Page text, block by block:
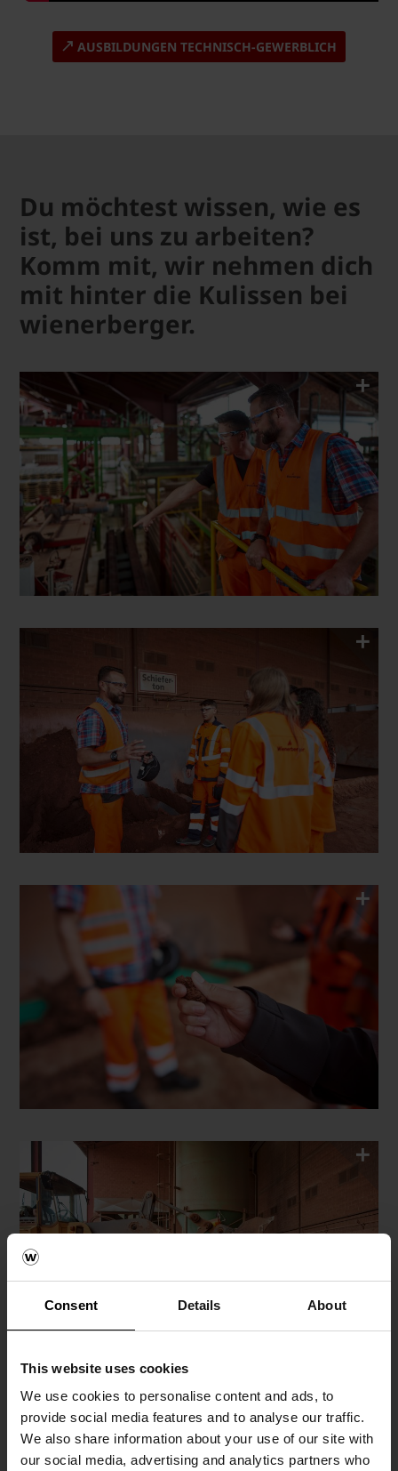
Consent Details About
This website uses cookies
We use cookies to personalise content and ads, to
provide social media features and to analyse our traffic.
We also share information about your use of our site with
our social media, advertising and analytics partners who
AUSBILDUNGEN TECHNISCH-GEWERBLICH
Du möchtest wissen, wie es
ist, bei uns zu arbeiten?
Komm mit, wir nehmen dich
mit hinter die Kulissen bei
wienerberger.